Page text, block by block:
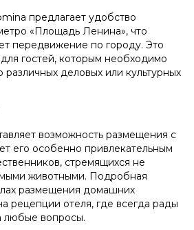
предлагает удобство
«Площадь Ленина», что
передвижение по городу. Это
гостей, которым необходимо
деловых или культурных
возможность размещения с
его особенно привлекательным
стремящихся не
животными. Подробная
размещения домашних
рецепции отеля, где всегда рады
любые вопросы.